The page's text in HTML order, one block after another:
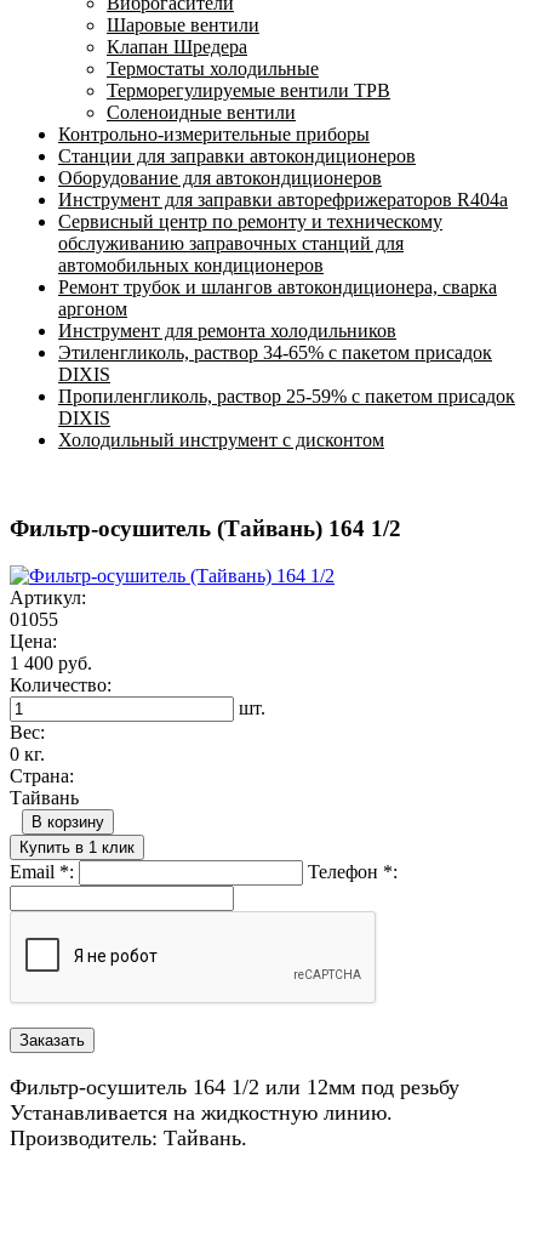
Шаровые вентили
Клапан Шредера
Термостаты холодильные
Терморегулируемые вентили ТРВ
Соленоидные вентили
Контрольно-измерительные приборы
Станции для заправки автокондиционеров
Оборудование для автокондиционеров
Инструмент для заправки авторефрижераторов R404a
Сервисный центр по ремонту и техническому
обслуживанию заправочных станций для
автомобильных кондиционеров
Ремонт трубок и шлангов автокондиционера, сварка
аргоном
Инструмент для ремонта холодильников
Этиленгликоль, раствор 34-65% с пакетом присадок
DIXIS
Пропиленгликоль, раствор 25-59% с пакетом присадок
DIXIS
Холодильный инструмент с дисконтом
Фильтр-осушитель (Тайвань) 164 1/2
Артикул:
01055
Цена:
1 400 руб.
Количество:
шт.
Вес:
0 кг.
Страна:
Тайвань
В корзину
Купить в 1 клик
Email *: Телефон *:
Фильтр-осушитель 164 1/2 или 12мм под резьбу
Устанавливается на жидкостную линию.
Производитель: Тайвань.